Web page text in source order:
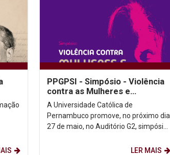
PPGPSI - Simpósio - Violência
contra as Mulheres e
Feminicídio no Brasil
A Universidade Católica de
Pernambuco promove, no próximo dia
27 de maio, no Auditório G2, simpósio
LER MAIS